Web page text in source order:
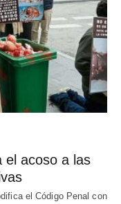
el acoso a las
el Código Penal con